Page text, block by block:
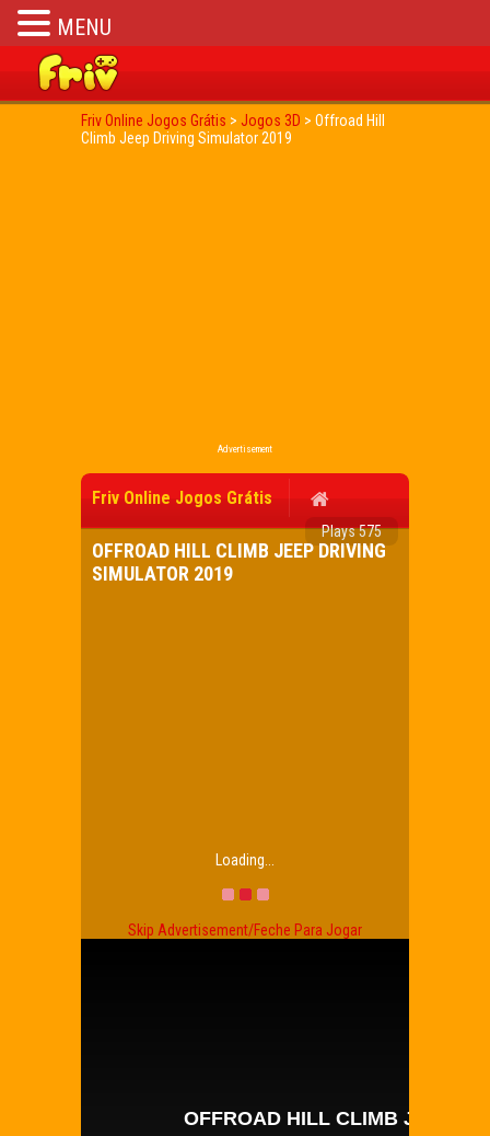
Friv Online Jogos Grátis > Jogos 3D > Offroad Hill
Climb Jeep Driving Simulator 2019
Advertisement
Friv Online Jogos Grátis
Plays 575
OFFROAD HILL CLIMB JEEP DRIVING
SIMULATOR 2019
Loading...
Skip Advertisement/Feche Para Jogar
MENU